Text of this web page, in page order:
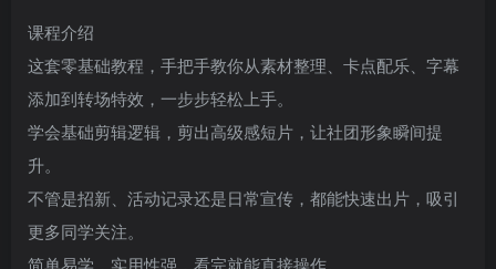
课程介绍
这套零基础教程，手把手教你从素材整理、卡点配乐、字幕
添加到转场特效，一步步轻松上手。
学会基础剪辑逻辑，剪出高级感短片，让社团形象瞬间提
升。
不管是招新、活动记录还是日常宣传，都能快速出片，吸引
更多同学关注。
简单易学，实用性强，看完就能直接操作。
用户名或邮箱
登录密码